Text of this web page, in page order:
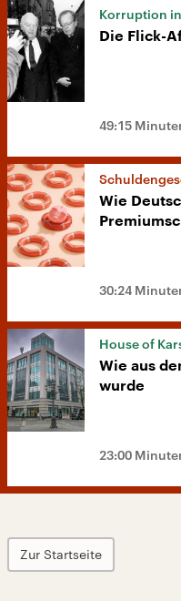
Korruption
Die Flick-
49:15
Wie
30:24
House of
Wie aus
wurde
23:00
Zur Startseite